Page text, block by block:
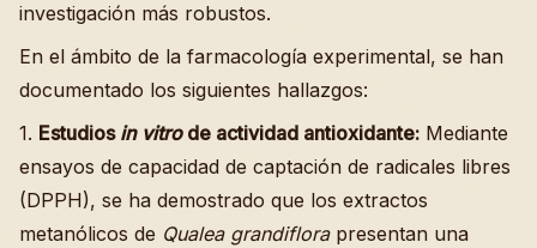
investigación más robustos.
En el ámbito de la farmacología experimental, se han
documentado los siguientes hallazgos:
1. Estudios in vitrode actividad antioxidante: Mediante
ensayos de capacidad de captación de radicales libres
(DPPH), se ha demostrado que los extractos
metanólicos de Qualea grandiflorapresentan una